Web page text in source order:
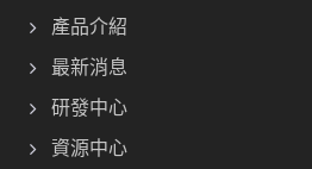
產品介紹
最新消息
研發中心
資源中心